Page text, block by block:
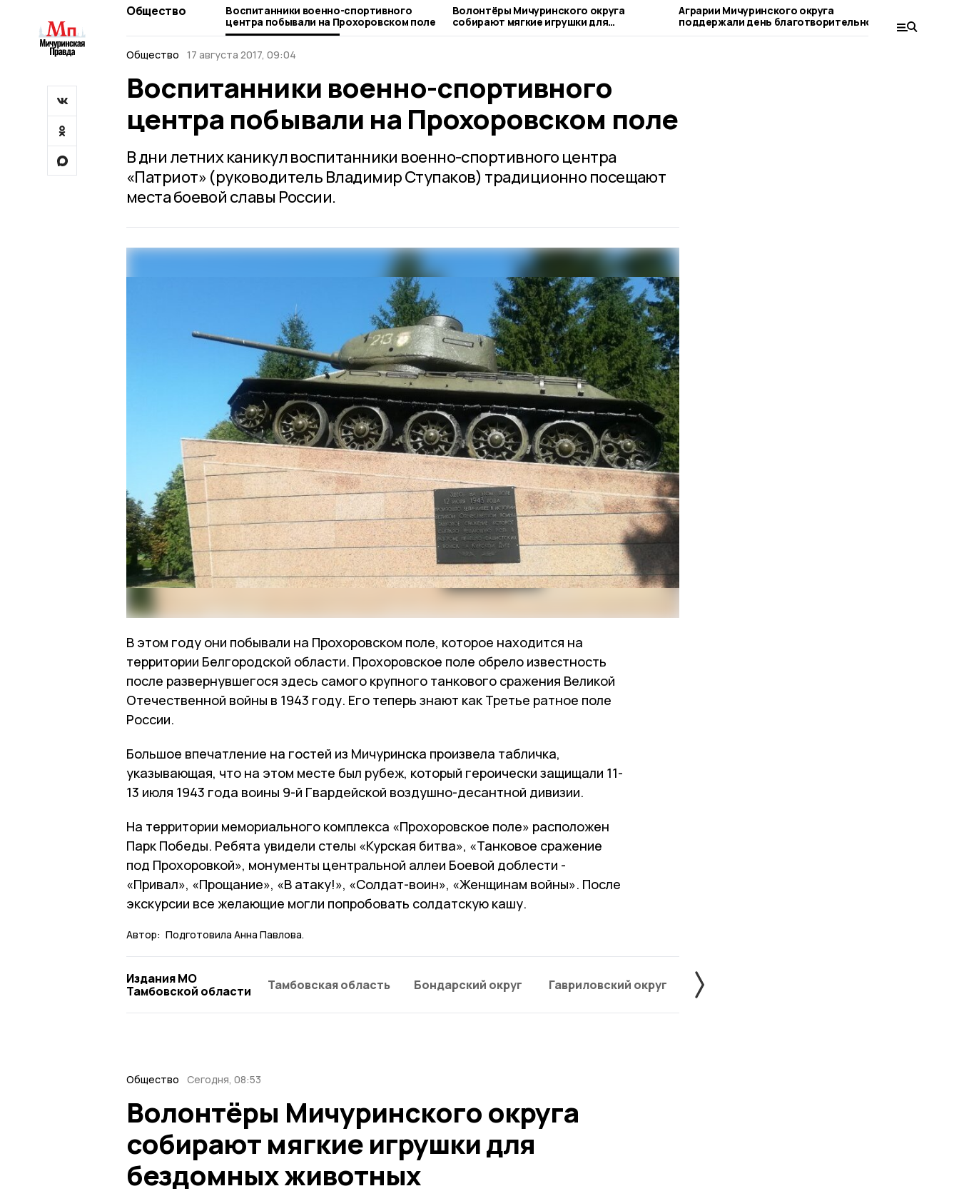
Общество
Воспитанники военно-спортивного
центра побывали на Прохоровском поле
Волонтёры Мичуринского округа
собирают мягкие игрушки для
бездомных животных
Аграрии Мичуринского округа
поддержали день благотворительного
труда
вопросам
детских
Общество
17 августа 2017, 09:04
Воспитанники военно-спортивного
центра побывали на Прохоровском поле
В дни летних каникул воспитанники военно-спортивного центра
«Патриот» (руководитель Владимир Ступаков) традиционно посещают
места боевой славы России.
В этом году они побывали на Прохоровском поле, которое находится на
территории Белгородской области. Прохоровское поле обрело известность
после развернувшегося здесь самого крупного танкового сражения Великой
Отечественной войны в 1943 году. Его теперь знают как Третье ратное поле
России.
Большое впечатление на гостей из Мичуринска произвела табличка,
указывающая, что на этом месте был рубеж, который героически защищали 11-
13 июля 1943 года воины 9-й Гвардейской воздушно-десантной дивизии.
На территории мемориального комплекса «Прохоровское поле» расположен
Парк Победы. Ребята увидели стелы «Курская битва», «Танковое сражение
под Прохоровкой», монументы центральной аллеи Боевой доблести -
«Привал», «Прощание», «В атаку!», «Солдат-воин», «Женщинам войны». После
экскурсии все желающие могли попробовать солдатскую кашу.
Автор: Подготовила Анна Павлова.
Издания МО
Тамбовской области
Тамбовская область Бондарский округ Гавриловский округ Жердевский округ
Общество Сегодня, 08:53
Волонтёры Мичуринского округа
собирают мягкие игрушки для
бездомных животных